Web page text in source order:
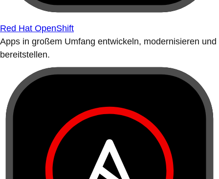
Red Hat OpenShift
Apps in großem Umfang entwickeln, modernisieren und
bereitstellen.